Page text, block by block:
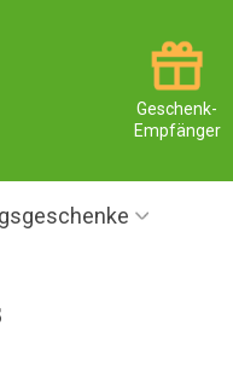
Geschenk-
Empfänger